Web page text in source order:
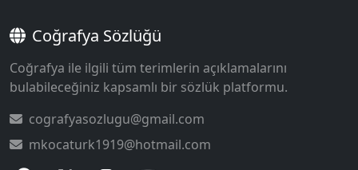
Coğrafya Sözlüğü
Coğrafya ile ilgili tüm terimlerin açıklamalarını
bulabileceğiniz kapsamlı bir sözlük platformu.
cografyasozlugu@gmail.com
mkocaturk1919@hotmail.com